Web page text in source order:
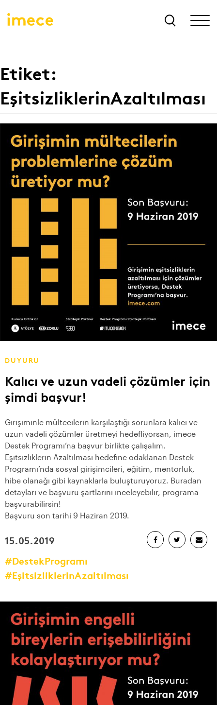
Etiket:
EşitsizliklerinAzaltılması
DUYURU
Kalıcı ve uzun vadeli çözümler için
şimdi başvur!
Girişiminle mültecilerin karşılaştığı sorunlara kalıcı ve
uzun vadeli çözümler üretmeyi hedefliyorsan, imece
Destek Programı’na başvur birlikte çalışalım.
Eşitsizliklerin Azaltılması hedefine odaklanan Destek
Programı’nda sosyal girişimcileri, eğitim, mentorluk,
hibe olanağı gibi kaynaklarla buluşturuyoruz. Buradan
detayları ve başvuru şartlarını inceleyebilir, programa
başvurabilirsin!
Başvuru son tarihi 9 Haziran 2019.
15.05.2019
#DestekProgramı
#EşitsizliklerinAzaltılması